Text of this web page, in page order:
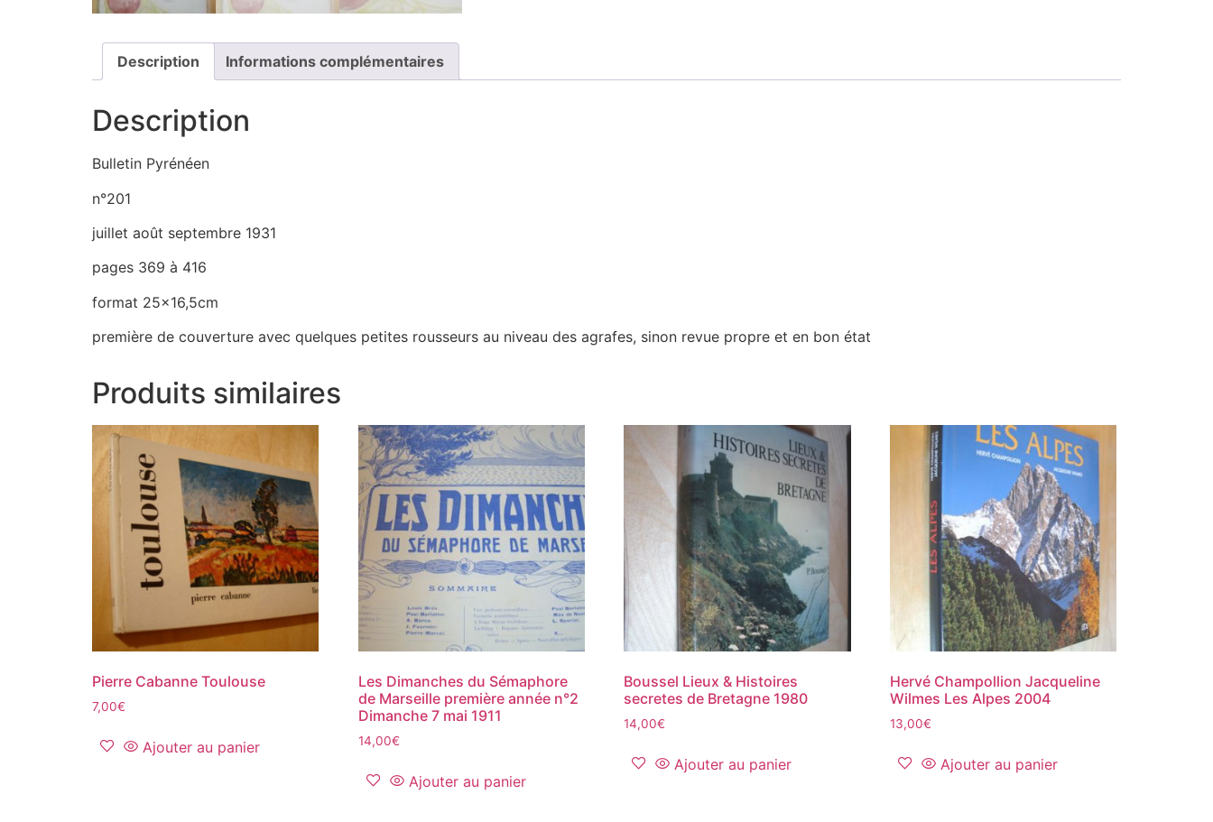
Description Informations complémentaires
Description
Bulletin Pyrénéen
n°201
juillet août septembre 1931
pages 369 à 416
format 25×16,5cm
première de couverture avec quelques petites rousseurs au niveau des agrafes, sinon revue propre et en bon état
Produits similaires
Pierre Cabanne Toulouse
7,00€
Ajouter au panier
Les Dimanches du Sémaphore
de Marseille première année n°2
Dimanche 7 mai 1911
14,00€
Ajouter au panier
Boussel Lieux & Histoires
secretes de Bretagne 1980
14,00€
Ajouter au panier
Hervé Champollion Jacqueline
Wilmes Les Alpes 2004
13,00€
Ajouter au panier